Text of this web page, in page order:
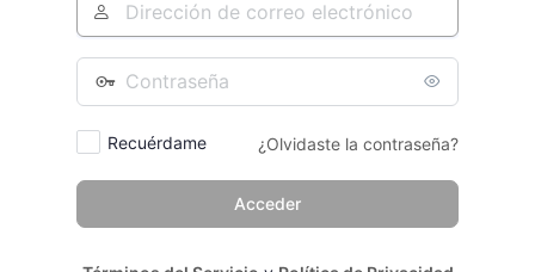
Recuérdame ¿Olvidaste la contraseña?